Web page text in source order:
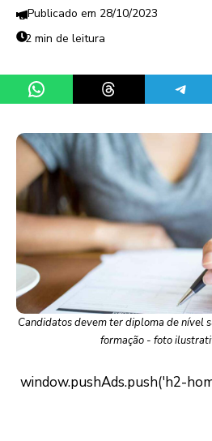
28/10/2023
2 min de leitura
Share on WhatsAppShare on Threads
Candidatos devem ter diploma de nível
formação - foto